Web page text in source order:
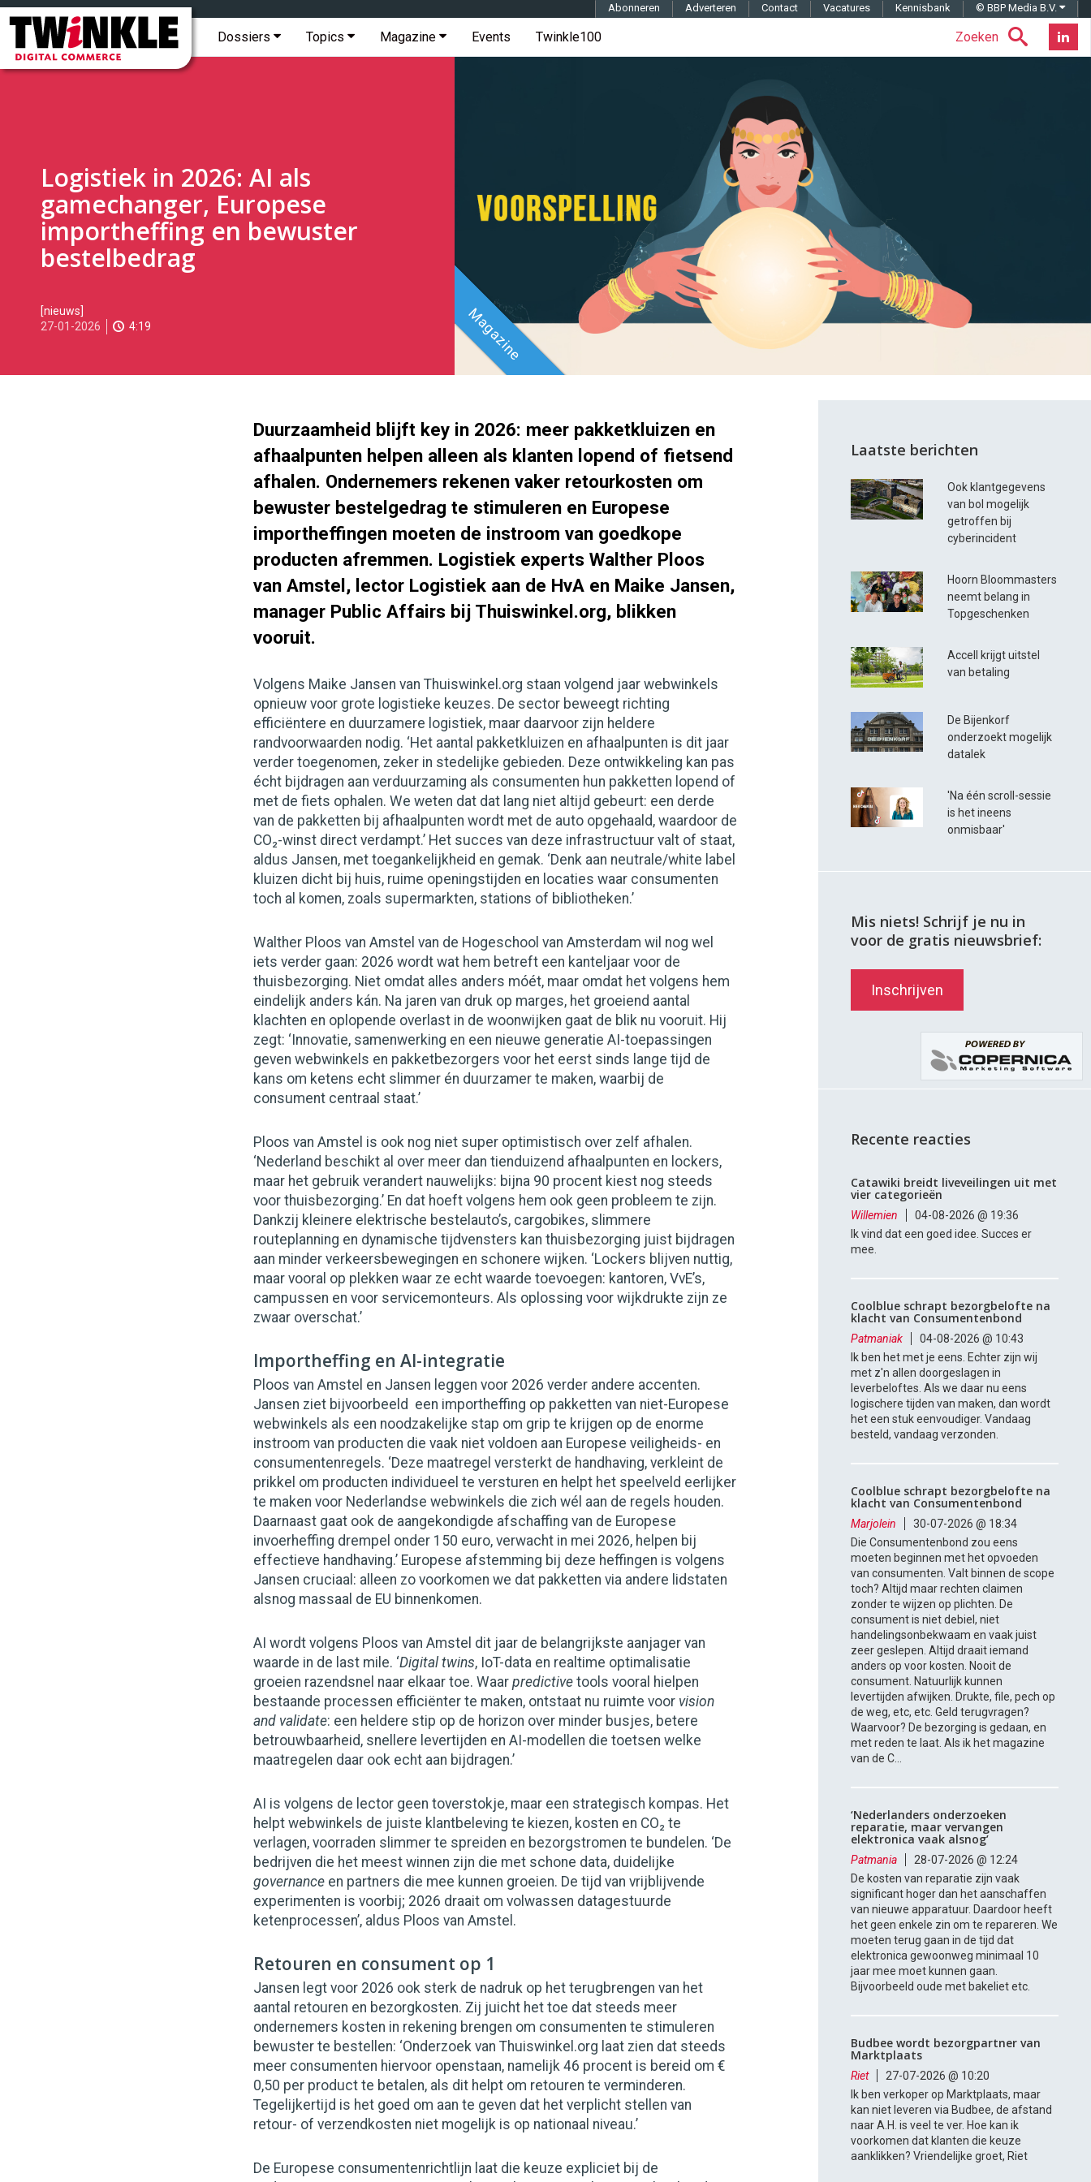
Twinkle
Digital
Commerce
Hoofdmenu Zoeken
Dossiers Topics Magazine Events Twinkle100
Topmenu Abonneren Adverteren Contact Vacatures Kennisbank © BBP Media B.V.
Logistiek in 2026: AI als
gamechanger, Europese
importheffing en bewuster
bestelbedrag
2026-
01-
01-
[nieuws]
27-01-2026
4:19 Magazine
Magazine
Duurzaamheid blijft key in 2026: meer pakketkluizen en
afhaalpunten helpen alleen als klanten lopend of fietsend
afhalen. Ondernemers rekenen vaker retourkosten om
bewuster bestelgedrag te stimuleren en Europese
importheffingen moeten de instroom van goedkope
producten afremmen. Logistiek experts Walther Ploos
van Amstel, lector Logistiek aan de HvA en Maike Jansen,
manager Public Affairs bij Thuiswinkel.org, blikken
vooruit.
Volgens Maike Jansen van Thuiswinkel.org staan volgend jaar webwinkels
opnieuw voor grote logistieke keuzes. De sector beweegt richting
efficiëntere en duurzamere logistiek, maar daarvoor zijn heldere
randvoorwaarden nodig. ‘Het aantal pakketkluizen en afhaalpunten is dit jaar
verder toegenomen, zeker in stedelijke gebieden. Deze ontwikkeling kan pas
écht bijdragen aan verduurzaming als consumenten hun pakketten lopend of
met de fiets ophalen. We weten dat dat lang niet altijd gebeurt: een derde
van de pakketten bij afhaalpunten wordt met de auto opgehaald, waardoor de
CO₂-winst direct verdampt.’ Het succes van deze infrastructuur valt of staat,
aldus Jansen, met toegankelijkheid en gemak. ‘Denk aan neutrale/white label
kluizen dicht bij huis, ruime openingstijden en locaties waar consumenten
toch al komen, zoals supermarkten, stations of bibliotheken.’
Walther Ploos van Amstel van de Hogeschool van Amsterdam wil nog wel
iets verder gaan: 2026 wordt wat hem betreft een kanteljaar voor de
thuisbezorging. Niet omdat alles anders móét, maar omdat het volgens hem
eindelijk anders kán. Na jaren van druk op marges, het groeiend aantal
klachten en oplopende overlast in de woonwijken gaat de blik nu vooruit. Hij
zegt: ‘Innovatie, samenwerking en een nieuwe generatie AI-toepassingen
geven webwinkels en pakketbezorgers voor het eerst sinds lange tijd de
kans om ketens echt slimmer én duurzamer te maken, waarbij de
consument centraal staat.’
Ploos van Amstel is ook nog niet super optimistisch over zelf afhalen.
‘Nederland beschikt al over meer dan tienduizend afhaalpunten en lockers,
maar het gebruik verandert nauwelijks: bijna 90 procent kiest nog steeds
voor thuisbezorging.’ En dat hoeft volgens hem ook geen probleem te zijn.
Dankzij kleinere elektrische bestelauto’s, cargobikes, slimmere
routeplanning en dynamische tijdvensters kan thuisbezorging juist bijdragen
aan minder verkeersbewegingen en schonere wijken. ‘Lockers blijven nuttig,
maar vooral op plekken waar ze echt waarde toevoegen: kantoren, VvE’s,
campussen en voor servicemonteurs. Als oplossing voor wijkdrukte zijn ze
zwaar overschat.’
Importheffing en AI-integratie
Ploos van Amstel en Jansen leggen voor 2026 verder andere accenten.
Jansen ziet bijvoorbeeld een importheffing op pakketten van niet-Europese
webwinkels als een noodzakelijke stap om grip te krijgen op de enorme
instroom van producten die vaak niet voldoen aan Europese veiligheids- en
consumentenregels. ‘Deze maatregel versterkt de handhaving, verkleint de
prikkel om producten individueel te versturen en helpt het speelveld eerlijker
te maken voor Nederlandse webwinkels die zich wél aan de regels houden.
Daarnaast gaat ook de aangekondigde afschaffing van de Europese
invoerheffing drempel onder 150 euro, verwacht in mei 2026, helpen bij
effectieve handhaving.’ Europese afstemming bij deze heffingen is volgens
Jansen cruciaal: alleen zo voorkomen we dat pakketten via andere lidstaten
alsnog massaal de EU binnenkomen.
AI wordt volgens Ploos van Amstel dit jaar de belangrijkste aanjager van
waarde in de last mile. ‘Digital twins, IoT-data en realtime optimalisatie
groeien razendsnel naar elkaar toe. Waar predictive tools vooral hielpen
bestaande processen efficiënter te maken, ontstaat nu ruimte voor vision
and validate: een heldere stip op de horizon over minder busjes, betere
betrouwbaarheid, snellere levertijden en AI-modellen die toetsen welke
maatregelen daar ook echt aan bijdragen.’
AI is volgens de lector geen toverstokje, maar een strategisch kompas. Het
helpt webwinkels de juiste klantbeleving te kiezen, kosten en CO₂ te
verlagen, voorraden slimmer te spreiden en bezorgstromen te bundelen. ‘De
bedrijven die het meest winnen zijn die met schone data, duidelijke
governance en partners die mee kunnen groeien. De tijd van vrijblijvende
experimenten is voorbij; 2026 draait om volwassen datagestuurde
ketenprocessen’, aldus Ploos van Amstel.
Retouren en consument op 1
Jansen legt voor 2026 ook sterk de nadruk op het terugbrengen van het
aantal retouren en bezorgkosten. Zij juicht het toe dat steeds meer
ondernemers kosten in rekening brengen om consumenten te stimuleren
bewuster te bestellen: ‘Onderzoek van Thuiswinkel.org laat zien dat steeds
meer consumenten hiervoor openstaan, namelijk 46 procent is bereid om €
0,50 per product te betalen, als dit helpt om retouren te verminderen.
Tegelijkertijd is het goed om aan te geven dat het verplicht stellen van
retour- of verzendkosten niet mogelijk is op nationaal niveau.’
De Europese consumentenrichtlijn laat die keuze expliciet bij de
Laatste berichten
Ook klantgegevens
van bol mogelijk
getroffen bij
cyberincident
Hoorn Bloommasters
neemt belang in
Topgeschenken
Accell krijgt uitstel
van betaling
De Bijenkorf
onderzoekt mogelijk
datalek
'Na één scroll-sessie
is het ineens
onmisbaar'
Mis niets! Schrijf je nu in
voor de gratis nieuwsbrief:
Inschrijven
Recente reacties
Catawiki breidt liveveilingen uit met
vier categorieën
Willemien
04-08-2026 @ 19:36
Ik vind dat een goed idee. Succes er
mee.
Coolblue schrapt bezorgbelofte na
klacht van Consumentenbond
Patmaniak
04-08-2026 @ 10:43
Ik ben het met je eens. Echter zijn wij
met z'n allen doorgeslagen in
leverbeloftes. Als we daar nu eens
logischere tijden van maken, dan wordt
het een stuk eenvoudiger. Vandaag
besteld, vandaag verzonden.
Coolblue schrapt bezorgbelofte na
klacht van Consumentenbond
Marjolein
30-07-2026 @ 18:34
Die Consumentenbond zou eens
moeten beginnen met het opvoeden
van consumenten. Valt binnen de scope
toch? Altijd maar rechten claimen
zonder te wijzen op plichten. De
consument is niet debiel, niet
handelingsonbekwaam en vaak juist
zeer geslepen. Altijd draait iemand
anders op voor kosten. Nooit de
consument. Natuurlijk kunnen
levertijden afwijken. Drukte, file, pech op
de weg, etc, etc. Geld terugvragen?
Waarvoor? De bezorging is gedaan, en
met reden te laat. Als ik het magazine
van de C...
‘Nederlanders onderzoeken
reparatie, maar vervangen
elektronica vaak alsnog’
Patmania
28-07-2026 @ 12:24
De kosten van reparatie zijn vaak
significant hoger dan het aanschaffen
van nieuwe apparatuur. Daardoor heeft
het geen enkele zin om te repareren. We
moeten terug gaan in de tijd dat
elektronica gewoonweg minimaal 10
jaar mee moet kunnen gaan.
Bijvoorbeeld oude met bakeliet etc.
Budbee wordt bezorgpartner van
Marktplaats
Riet
27-07-2026 @ 10:20
Ik ben verkoper op Marktplaats, maar
kan niet leveren via Budbee, de afstand
naar A.H. is veel te ver. Hoe kan ik
voorkomen dat klanten die keuze
aanklikken? Vriendelijke groet, Riet